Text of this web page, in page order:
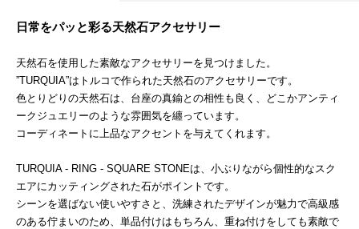
日常をパッと彩る天然石アクセサリー
天然石を使用した素敵なアクセサリーを見つけました。
”TURQUIA”はトルコで作られた天然石のアクセサリーです。
色とりどりの天然石は、台座の真鍮との相性も良く、どこかアンティ
ークジュエリーのような雰囲気を纏っています。
コーディネートに上品なアクセントを与えてくれます。
TURQUIA - RING - SQUARE STONEは、小ぶりながら個性的なスク
エアにカッティングされた石がポイントです。
シーンを選ばない使いやすさと、洗練されたデザインが魅力で高級感
のある佇まいのため、単品付けはもちろん、重ね付けをしても素敵で